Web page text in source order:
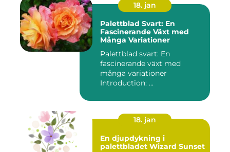
18. jan
Palettblad Svart: En
Fascinerande Växt med
Många Variationer
Palettblad svart: En
fascinerande växt med
många variationer
Introduction: ...
18. jan
En djupdykning i
palettbladet Wizard Sunset